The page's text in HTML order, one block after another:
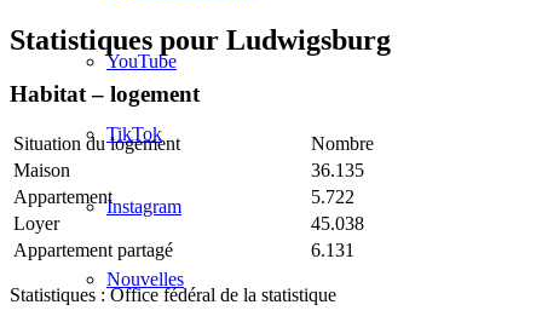
YouTube
TikTok
Instagram
Nouvelles
Statistiques pour Ludwigsburg
Habitat – logement
Situation du logement
Nombre
Maison
36.135
Appartement
5.722
Loyer
45.038
Appartement partagé
6.131
Statistiques : Office fédéral de la statistique